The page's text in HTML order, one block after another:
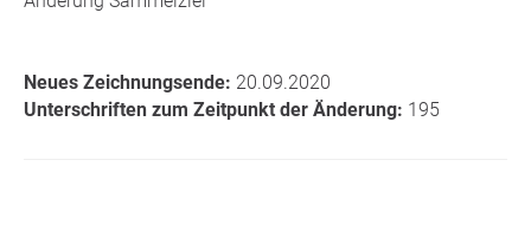
Neues Zeichnungsende: 20.09.2020
Unterschriften zum Zeitpunkt der Änderung: 195